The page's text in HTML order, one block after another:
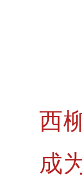
西
成